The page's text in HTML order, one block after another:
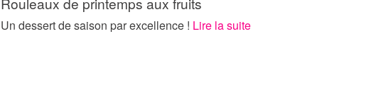
Un dessert de saison par excellence ! Lire la suite